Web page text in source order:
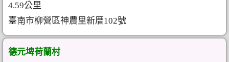
4.59公里
臺南市柳營區神農里新厝102號
德元埤荷蘭村